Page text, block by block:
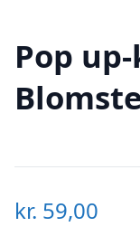
Pop
kr. 59,00